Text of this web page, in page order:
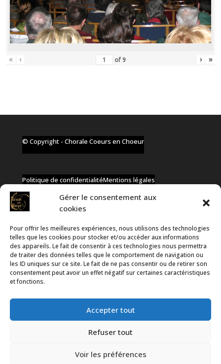
Gérer le consentement aux
cookies
Pour offrir les meilleures expériences, nous utilisons des technologies
telles que les cookies pour stocker et/ou accéder aux informations
des appareils. Le fait de consentir à ces technologies nous permettra
de traiter des données telles que le comportement de navigation ou
les ID uniques sur ce site. Le fait de ne pas consentir ou de retirer son
consentement peut avoir un effet négatif sur certaines caractéristiques
et fonctions.
Accepter tout
Refuser tout
Voir les préférences
« ‹ of 9 › »
© Copyright - Chorale Coeurs en Choeur
Politique de confidentialitéMentions légales
✆ +32 477 91 58 46
✉ infos@coeurs-en-choeur.be
Toute proposition de partenariat en développement sera